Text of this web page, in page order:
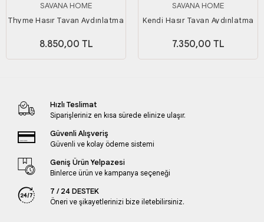
SAVANA HOME
Thyme Hasır Tavan Aydınlatma
8.850,00 TL
SAVANA HOME
Kendi Hasır Tavan Aydınlatma
7.350,00 TL
Hızlı Teslimat
Siparişleriniz en kısa sürede elinize ulaşır.
Güvenli Alışveriş
Güvenli ve kolay ödeme sistemi
Geniş Ürün Yelpazesi
Binlerce ürün ve kampanya seçeneği
7 / 24 DESTEK
Öneri ve şikayetlerinizi bize iletebilirsiniz.